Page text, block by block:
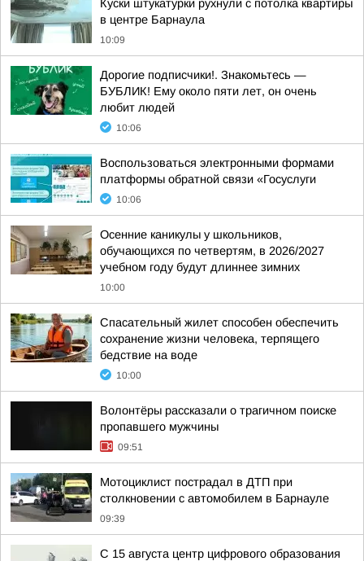
Куски штукатурки рухнули с потолка квартиры
в центре Барнаула
10:09
Дорогие подписчики!. Знакомьтесь —
БУБЛИК! Ему около пяти лет, он очень
любит людей
10:06
Воспользоваться электронными формами
платформы обратной связи «Госуслуги
10:06
Осенние каникулы у школьников,
обучающихся по четвертям, в 2026/2027
учебном году будут длиннее зимних
10:00
Спасательный жилет способен обеспечить
сохранение жизни человека, терпящего
бедствие на воде
10:00
Волонтёры рассказали о трагичном поиске
пропавшего мужчины
09:51
Мотоциклист пострадал в ДТП при
столкновении с автомобилем в Барнауле
09:39
С 15 августа центр цифрового образования